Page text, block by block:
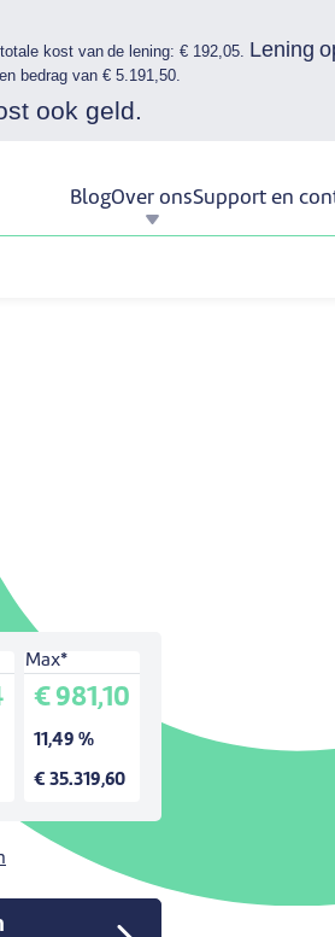
kost van de lening: € 192,05. Lening
bedrag van € 5.191,50.
ook geld.
BlogOver onsSupport en
Max*
€ 981,10
11,49 %
€ 35.319,60